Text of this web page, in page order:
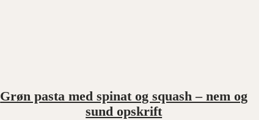
Grøn pasta med spinat og squash – nem og
sund opskrift